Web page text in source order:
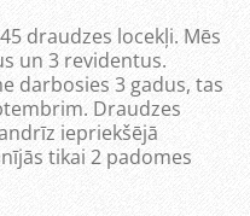
draudzes locekļi. Mēs
un 3 revidentus.
darbosies 3 gadus, tas
Draudzes
iepriekšējā
tikai 2 padomes